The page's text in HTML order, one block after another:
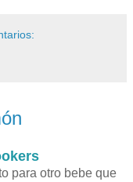
para otro bebe que